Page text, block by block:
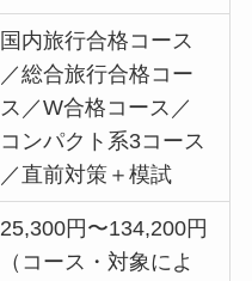
国内旅行合格コース
／総合旅行合格コー
ス／W合格コース／
コンパクト系3コース
／直前対策＋模試
25,300円〜134,200円
（コース・対象によ